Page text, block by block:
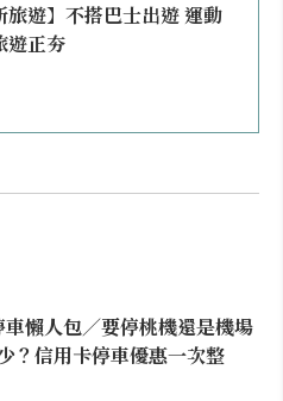
遊】不搭巴士出遊 運動
遊正夯
懶人包／要停桃機還是機場
？信用卡停車優惠一次整